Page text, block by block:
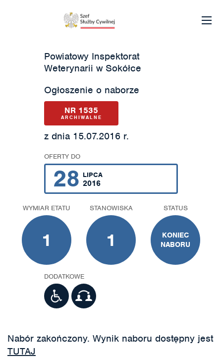
Powiatowy Inspektorat
Weterynarii w Sokółce
Ogłoszenie o naborze
NR 1535
ARCHIWALNE
z dnia 15.07.2016 r.
OFERTY DO
28 LIPCA
2016
WYMIAR ETATU
1
STANOWISKA
1
STATUS
KONIEC
NABORU
DODATKOWE
Nabór zakończony. Wynik naboru dostępny jest
TUTAJ